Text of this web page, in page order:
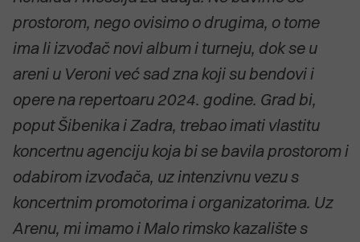
prostorom, nego ovisimo o drugima, o tome
ima li izvođač novi album i turneju, dok se u
areni u Veroni već sad zna koji su bendovi i
opere na repertoaru 2024. godine. Grad bi,
poput Šibenika i Zadra, trebao imati vlastitu
koncertnu agenciju koja bi se bavila prostorom i
odabirom izvođača, uz intenzivnu vezu s
koncertnim promotorima i organizatorima. Uz
Arenu, mi imamo i Malo rimsko kazalište s